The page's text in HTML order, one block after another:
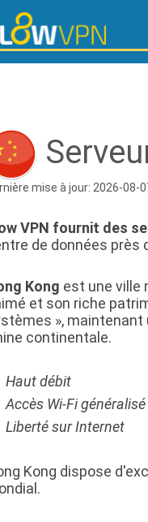
mise à jour: 2026-08-
VPN fournit des
de données près
Kong est une ville
et son riche
»,
continentale.
Haut débit
Accès Wi-Fi généralisé
Liberté sur Internet
Kong dispose